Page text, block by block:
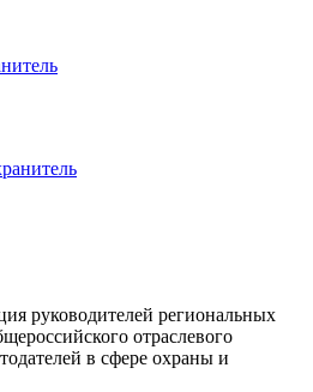
руководителей региональных
отраслевого
в сфере охраны и